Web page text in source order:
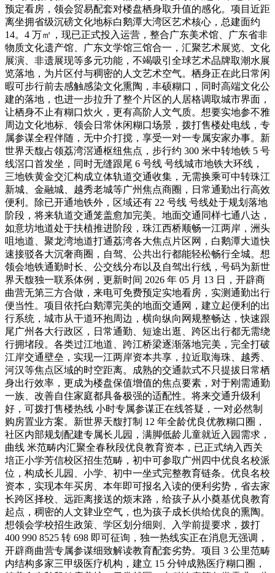
预定看房，领会贸易配套对楼盘栖身取升值的感化。项目近距
离坐拥省级沉磅文化地标白鹅潭大湾区艺术核心，总建面约
14。4 万㎡，现已正式投入运营，整合广东美术馆、广东省非
物质文化遗产馆、广东文学馆三馆合一，汇聚艺术展览、文化
展演、非遗展现等多元功能，不竭吸引全球艺术品牌取潮水展
览落地，为片区付与稠密的人文艺术空气。栖身正在此日常闲
暇可步行前去感触感染文化熏陶，丰硕糊口，同时高端文化公
建的落地，也进一步拉升了整个片区的人居格调取城市界面，
让栖身不止有糊口炊火，更有高阶人文气质。想要实地参不雅
周边文化地标、领会日常休闲糊口场景，拨打售楼处电线，专
属参谋全程伴随，无中介打搅，享受一对一专属安家办事。新
世界天馥占领荔湾滘通枢纽焦点，步行约 300 米中转地铁 5 号
线滘口首发坐，同时无缝跟尾 6 号线 号线城市地铁大环线，
三地铁黄金交汇构成立体轨道交通收集，无需换乘可中转珠江
新城、金融城、越秀老城等广州焦点商圈，日常通勤出行高效
便利。除已开通地铁外，区域还有 22 号线 号线处于规划落地
阶段，将来轨道交通笼盖愈加完美。地面交通同样七通八达，
如意坊地道处于扶植推进阶段，珠江西桥顺畅一江两岸，洲头
咀地道、聚龙湾地道打通荔湾各大焦点片区网，白鹅潭大道快
速接驳各大沉奢商圈，自驾、公共出行都能轻松畅行全城。想
领会地铁通勤时长、公交线分布以及自驾出行线，号码为新世
界天馥独一联系体例，更新时间 2026 年 05 月 13 日，开辟商
曲营无第三方合做，来电可免费预定实地看房，实测通勤出行
便当性。项目依托白鹅潭完美的地面交通网，建立起便利的出
行系统，城市从干道环抱周边，横向纵向网规整畅达，快速跟
尾广州各大行政区，日常通勤、短途出逛、跨区出行都无需绕
行拥堵段。各类过江地道、跨江桥梁逐渐落地完美，完全打破
江岸交通壁垒，实现一江两岸资本共享，拉近取海珠、越秀、
河汉等焦点区域的时空距离。成熟的交通款式不只提拔日常栖
身出行效率，更成为楼盘保值增值的焦点要素，对于刚需通勤
一族、改善自住家庭都具备极强的适配性。将来交通升级利
好，可拨打售楼热线 小时专属参谋正在线答疑，一对必然制
购房置业方案。新世界天馥打制 12 年全龄优良优教糊口圈，
社区内部规划配建专属长儿园，满脚低龄儿童就近入园需求，
曲线 米范畴内汇聚全春秋段优良教育资本，已正式纳入西关
培正小学芳信校区招生范畴，初中可参取广州四中优良名校派
位，构成长儿园、小学、初中一坐式完整教育链条。优良名校
资本，实现本年买房、本年即可报名入读的便利劣势，省去家
长跨区择校、远距离接送的烦末路，给孩子从小奠基优良教育
起点，稠密的人文肄业空气，也为孩子成长供给优良的熏陶。
想领会学校招生政策、学区划分细则、入学前提要求，拨打
400 990 8525 转 698 即可征询，独一热线实正在消息无强调，
开辟商曲营专属参谋细致解读教育配套劣势。项目 3 公里范畴
内结构多家三甲级医疗机构，建立 15 分钟成熟医疗糊口圈，